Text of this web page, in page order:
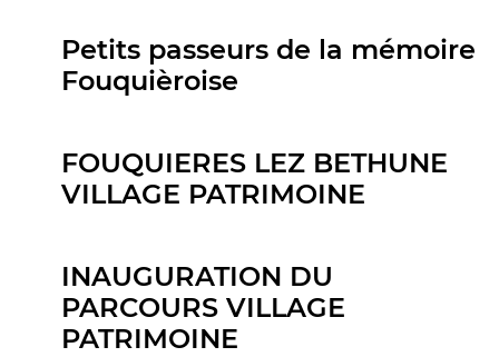
Petits passeurs de la mémoire
Fouquièroise
FOUQUIERES LEZ BETHUNE
VILLAGE PATRIMOINE
INAUGURATION DU
PARCOURS VILLAGE
PATRIMOINE